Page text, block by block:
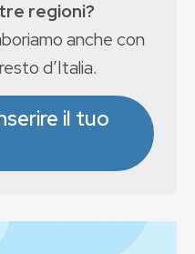
regioni?
anche con
d’Italia.
il tuo